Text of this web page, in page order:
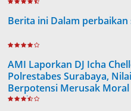
Berita ini Dalam perbaikan
AMI Laporkan DJ Icha
Polrestabes Surabaya,
Berpotensi Merusak Moral
Muda